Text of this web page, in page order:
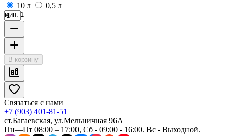
10 л
0,5 л
мин. 1
В корзину
Связаться с нами
+7 (903) 401-81-51
ст.Багаевская, ул.Мельничная 96А
Пн—Пт 08:00 – 17:00, Сб - 09:00 - 16:00. Вс - Выходной.